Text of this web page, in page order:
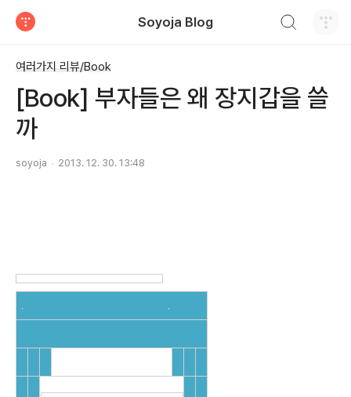
Soyoja Blog
여러가지 리뷰/Book
[Book] 부자들은 왜 장지갑을 쓸
까
soyoja 2013. 12. 30. 13:48